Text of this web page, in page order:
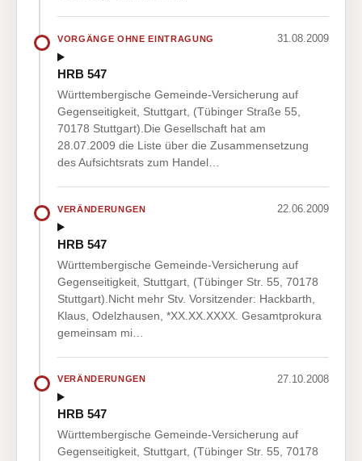
VORGÄNGE OHNE EINTRAGUNG 31.08.2009
HRB 547
Württembergische Gemeinde-Versicherung auf
Gegenseitigkeit, Stuttgart, (Tübinger Straße 55,
70178 Stuttgart).Die Gesellschaft hat am
28.07.2009 die Liste über die Zusammensetzung
des Aufsichtsrats zum Handel…
VERÄNDERUNGEN 22.06.2009
HRB 547
Württembergische Gemeinde-Versicherung auf
Gegenseitigkeit, Stuttgart, (Tübinger Str. 55, 70178
Stuttgart).Nicht mehr Stv. Vorsitzender: Hackbarth,
Klaus, Odelzhausen, *XX.XX.XXXX. Gesamtprokura
gemeinsam mi…
VERÄNDERUNGEN 27.10.2008
HRB 547
Württembergische Gemeinde-Versicherung auf
Gegenseitigkeit, Stuttgart, (Tübinger Str. 55, 70178